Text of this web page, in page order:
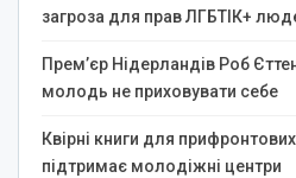
загроза для прав ЛГБТІК+
Прем’єр Нідерландів Роб
молодь не приховувати себе
Квірні книги для
підтримає молодіжні центри